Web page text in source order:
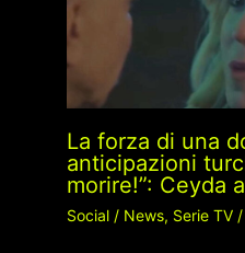
La forza di una
anticipazioni
morire!”: Ceyda
Social/ News, Serie TV/